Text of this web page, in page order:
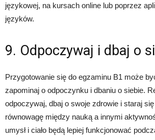
językowej, na kursach online lub poprzez
języków.
9. Odpoczywaj i dbaj o
Przygotowanie się do egzaminu B1 może
zapominaj o odpoczynku i dbaniu o siebie.
odpoczywaj, dbaj o swoje zdrowie i staraj
równowagę między nauką a innymi
umysł i ciało będą lepiej funkcjonować